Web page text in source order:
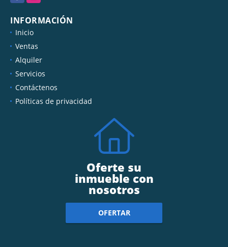
INFORMACIÓN
Inicio
Ventas
Alquiler
Servicios
Contáctenos
Políticas de privacidad
Oferte su
inmueble con
nosotros
OFERTAR